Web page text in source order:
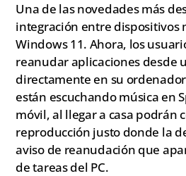
Una de las novedades más
integración entre dispositivos
Windows 11. Ahora, los
reanudar aplicaciones desde
directamente en su
están escuchando música en
móvil, al llegar a casa podrán
reproducción justo donde la
aviso de reanudación que
de tareas del PC.